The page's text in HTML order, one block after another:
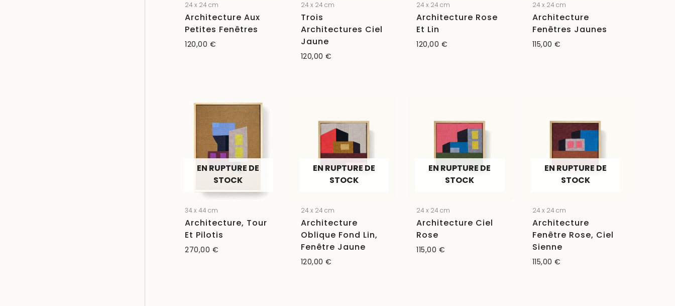
24 x 24 cm
Architecture Aux
Petites Fenêtres
120,00 €
24 x 24 cm
Trois
Architectures Ciel
Jaune
120,00€
24 x 24 cm
Architecture Rose
Et Lin
120,00 €
24 x 24 cm
Architecture
Fenêtres Jaunes
115,00€
EN RUPTURE DE
STOCK
34 x 44 cm
Architecture, Tour
Et Pilotis
270,00 €
EN RUPTURE DE
STOCK
24 x 24 cm
Architecture
Oblique Fond Lin,
Fenêtre Jaune
120,00€
EN RUPTURE DE
STOCK
24 x 24 cm
Architecture Ciel
Rose
115,00 €
EN RUPTURE DE
STOCK
24 x 24 cm
Architecture
Fenêtre Rose, Ciel
Sienne
115,00€